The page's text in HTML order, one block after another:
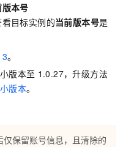
版本号
目标实例的当前版本号是
3。
版本至 1.0.27，升级方法
版本。
仅保留账号信息，且清除的